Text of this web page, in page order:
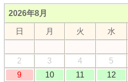
2026年8月
日 月 火 水
2
3 4 5
9
10 11 12